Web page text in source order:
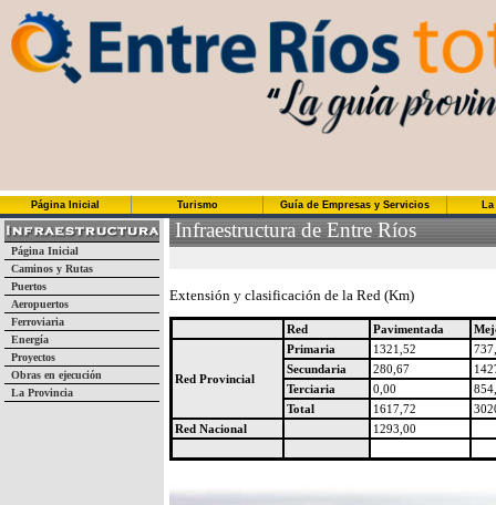
Página Inicial Turismo Guía de Empresas y Servicios
Página Inicial
Caminos y Rutas
Puertos
Aeropuertos
Ferroviaria
Energía
Proyectos
Obras en ejecución
La Provincia
Infraestructura de Entre Ríos
Extensión y clasificación de la Red (Km)
Red Pavimentada
Red Provincial
Primaria 1321,52
Secundaria
280,67
Terciaria
0,00
Total
1617,72
Red Nacional
1293,00